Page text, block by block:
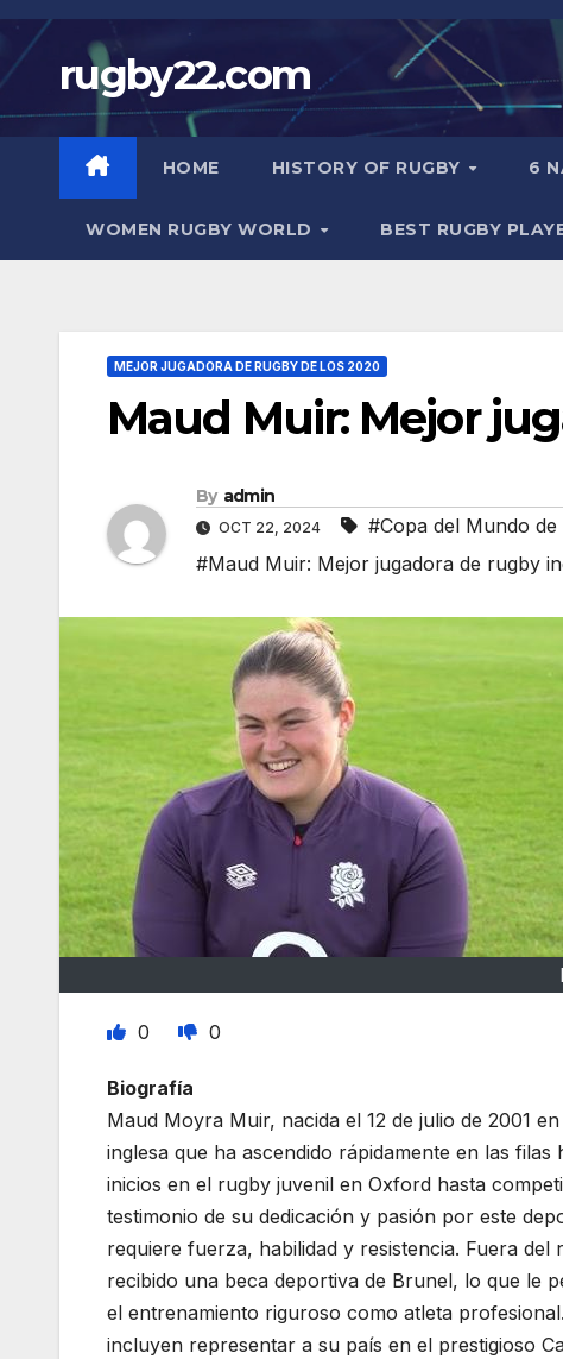
Skip
contentrugby22.com
HOME HISTORY OF RUGBY 6
WOMEN RUGBY WORLD BEST RUGBY
MEJOR JUGADORA DE RUGBY DE LOS 2020
Maud Muir: Mejor
By admin
OCT 22, 2024 #Copa del Mundo de
#Maud Muir: Mejor jugadora de rugby
0 0
Biografía
Maud Moyra Muir, nacida el 12 de julio de 2001
inglesa que ha ascendido rápidamente en las
inicios en el rugby juvenil en Oxford hasta
testimonio de su dedicación y pasión por este
requiere fuerza, habilidad y resistencia. Fuera
recibido una beca deportiva de Brunel, lo que le
el entrenamiento riguroso como atleta
incluyen representar a su país en el prestigioso